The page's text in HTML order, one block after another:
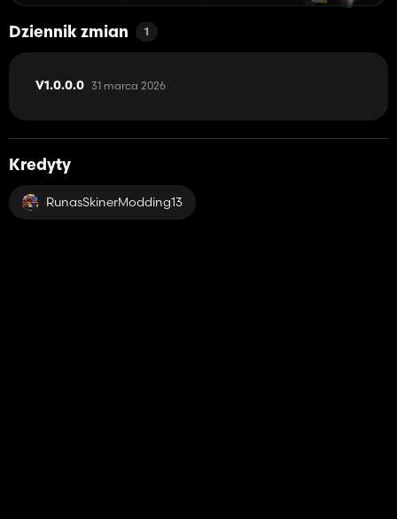
Dziennik zmian 1
V1.0.0.0 31 marca 2026
Kredyty
RunasSkinerModding13